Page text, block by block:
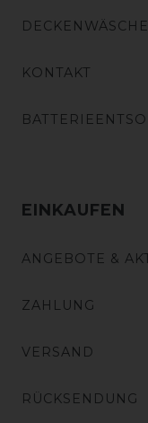
DECKENWÄSCHE
KONTAKT
EINKAUFEN
ANGEBOTE &
ZAHLUNG
VERSAND
RÜCKSENDUNG